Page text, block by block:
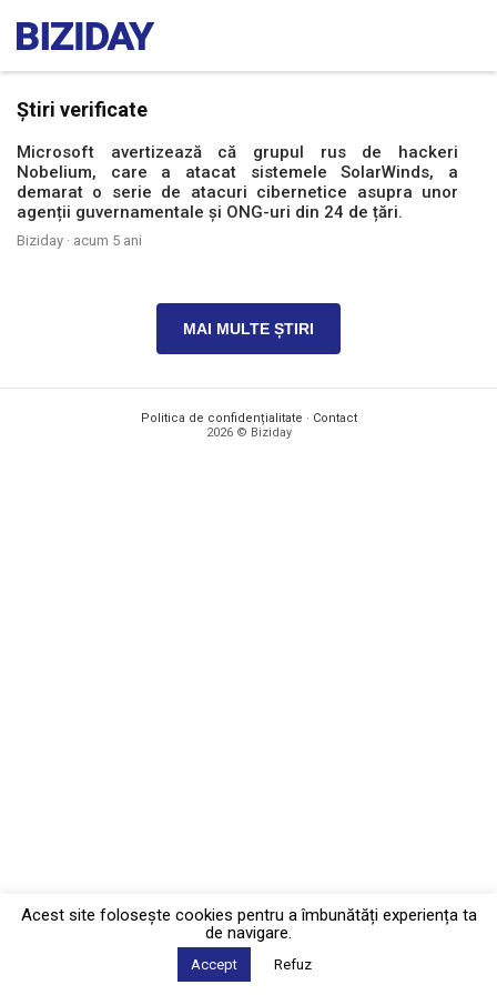
Știri verificate
Microsoft avertizează că grupul rus de hackeri
Nobelium, care a atacat sistemele SolarWinds, a
demarat o serie de atacuri cibernetice asupra unor
agenții guvernamentale și ONG-uri din 24 de țări.
Biziday · acum 5 ani
MAI MULTE ȘTIRI
Politica de confidențialitate · Contact
2026 © Biziday
Acest site foloseşte cookies pentru a îmbunătăți experiența ta
de navigare.
Accept Refuz